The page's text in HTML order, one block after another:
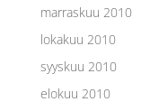
marraskuu 2010
lokakuu 2010
syyskuu 2010
elokuu 2010